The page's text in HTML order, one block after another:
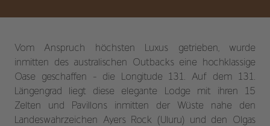
Vom Anspruch höchsten Luxus getrieben, wurde
inmitten des australischen Outbacks eine hochklassige
Oase geschaffen - die Longitude 131. Auf dem 131.
Längengrad liegt diese elegante Lodge mit ihren 15
Zelten und Pavillons inmitten der Wüste nahe den
Landeswahrzeichen Ayers Rock (Uluru) und den Olgas